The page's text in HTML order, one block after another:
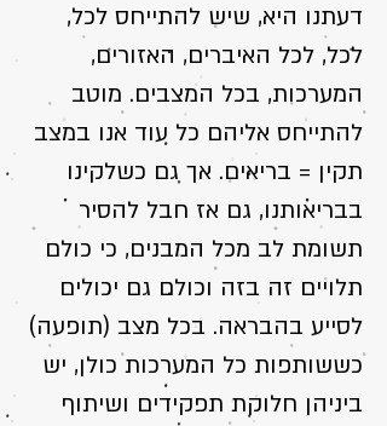
דעתנו היא, שיש להתייחס לכל,
לכל, לכל האיברים, האזורים,
המערכות, בכל המצבים. מוטב
להתייחס אליהם כל עוד אנו במצב
תקין = בריאים. אך גם כשלקינו
בבריאותנו, גם אז חבל להסיר
תשומת לב מכל המבנים, כי כולם
תלויים זה בזה וכולם גם יכולים
לסייע בהבראה. בכל מצב (תופעה)
כששותפות כל המערכות כולן, יש
ביניהן חלוקת תפקידים ושיתוף